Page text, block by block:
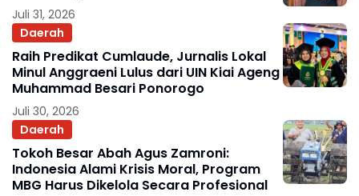
Juli 31, 2026
Daerah
Raih Predikat Cumlaude, Jurnalis Lokal
Minul Anggraeni Lulus dari UIN Kiai Ageng
Muhammad Besari Ponorogo
Juli 30, 2026
Daerah
Tokoh Besar Abah Agus Zamroni:
Indonesia Alami Krisis Moral, Program
MBG Harus Dikelola Secara Profesional